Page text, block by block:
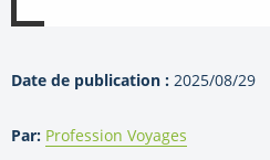
Date de publication : 2025/08/29
Par: Profession Voyages